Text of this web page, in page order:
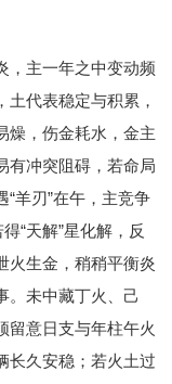
，主一年之中变动频
代表稳定与积累，
燥，伤金耗水，金主
有冲突阻碍，若命局
羊刃”在午，主竞争
“天解”星化解，反
火生金，稍稍平衡炎
。未中藏丁火、己
留意日支与年柱午火
长久安稳；若火土过